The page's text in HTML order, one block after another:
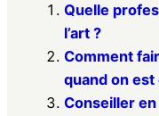
Quelle
l’art ?
Comment
quand on est
Conseiller